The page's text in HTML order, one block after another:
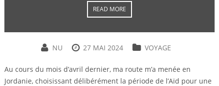
READ MORE
NU 27 MAI 2024 VOYAGE
Au cours du mois d’avril dernier, ma route m’a menée en
Jordanie, choisissant délibérément la période de l’Aïd pour une